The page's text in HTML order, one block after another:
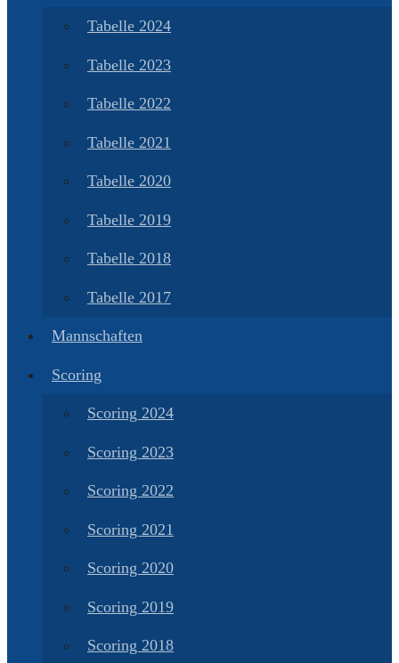
Tabelle 2024
Tabelle 2023
Tabelle 2022
Tabelle 2021
Tabelle 2020
Tabelle 2019
Tabelle 2018
Tabelle 2017
Mannschaften
Scoring
Scoring 2024
Scoring 2023
Scoring 2022
Scoring 2021
Scoring 2020
Scoring 2019
Scoring 2018